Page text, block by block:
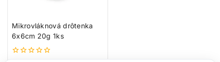
Mikrovláknová drôtenka
6x6cm 20g 1ks